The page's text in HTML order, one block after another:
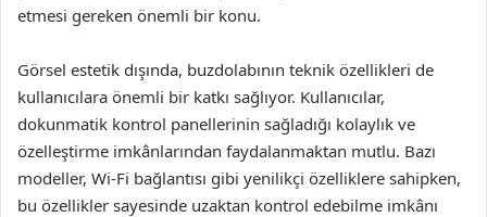
etmesi gereken önemli bir konu.
Görsel estetik dışında, buzdolabının teknik özellikleri de
kullanıcılara önemli bir katkı sağlıyor. Kullanıcılar,
dokunmatik kontrol panellerinin sağladığı kolaylık ve
özelleştirme imkânlarından faydalanmaktan mutlu. Bazı
modeller, Wi-Fi bağlantısı gibi yenilikçi özelliklere sahipken,
bu özellikler sayesinde uzaktan kontrol edebilme imkânı